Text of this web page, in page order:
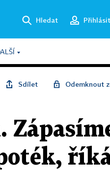
Hledat
Sdílet Odemknout